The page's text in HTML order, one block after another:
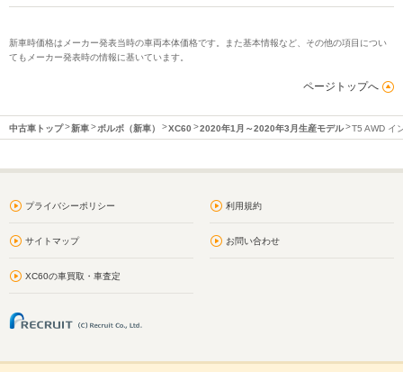
新車時価格はメーカー発表当時の車両本体価格です。また基本情報など、その他の項目につい
てもメーカー発表時の情報に基いています。
ページトップへ
中古車トップ 新車 ボルボ（新車） XC60 2020年1月～2020年3月生産モデル T5 AWD イ
プライバシーポリシー 利用規約
サイトマップ お問い合わせ
XC60の車買取・車査定